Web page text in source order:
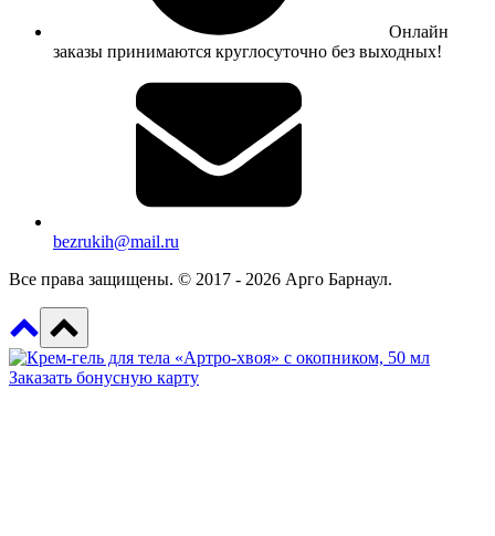
Онлайн
заказы принимаются круглосуточно без выходных!
bezrukih@mail.ru
Все права защищены. © 2017 - 2026 Арго Барнаул.
Заказать бонусную карту